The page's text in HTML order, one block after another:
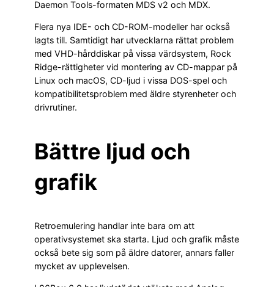
Daemon Tools-formaten MDS v2 och MDX.
Flera nya IDE- och CD-ROM-modeller har också
lagts till. Samtidigt har utvecklarna rättat problem
med VHD-hårddiskar på vissa värdsystem, Rock
Ridge-rättigheter vid montering av CD-mappar på
Linux och macOS, CD-ljud i vissa DOS-spel och
kompatibilitetsproblem med äldre styrenheter och
drivrutiner.
Bättre ljud och
grafik
Retroemulering handlar inte bara om att
operativsystemet ska starta. Ljud och grafik måste
också bete sig som på äldre datorer, annars faller
mycket av upplevelsen.